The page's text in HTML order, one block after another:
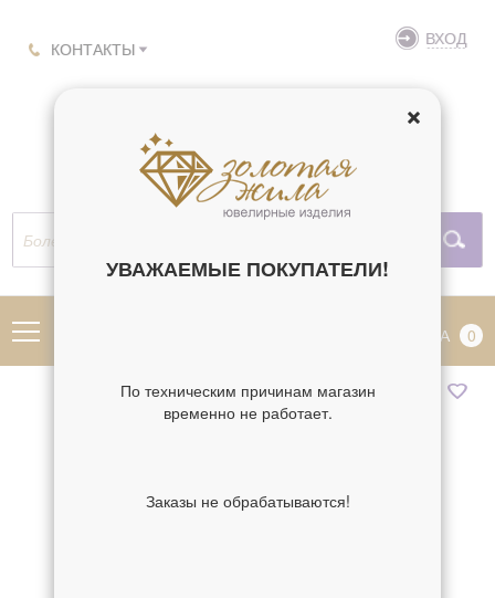
КОНТАКТЫ ВХОД
КОРЗИНА 0
УВАЖАЕМЫЕ ПОКУПАТЕЛИ!
По техническим причинам магазин
временно не работает.
Заказы не обрабатываются!